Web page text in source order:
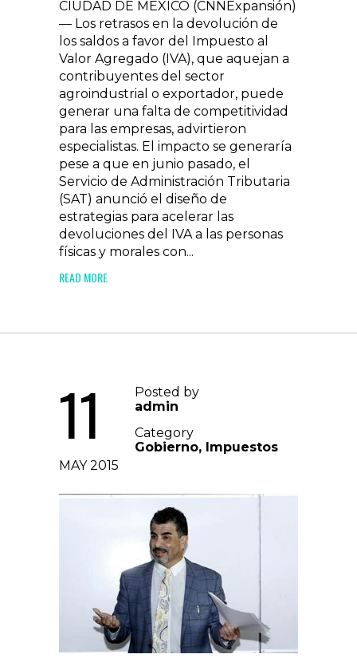
CIUDAD DE MÉXICO (CNNExpansión)
— Los retrasos en la devolución de
los saldos a favor del Impuesto al
Valor Agregado (IVA), que aquejan a
contribuyentes del sector
agroindustrial o exportador, puede
generar una falta de competitividad
para las empresas, advirtieron
especialistas. El impacto se generaría
pese a que en junio pasado, el
Servicio de Administración Tributaria
(SAT) anunció el diseño de
estrategias para acelerar las
devoluciones del IVA a las personas
físicas y morales con...
READ MORE
11
MAY 2015
Posted by
admin
Category
Gobierno, Impuestos